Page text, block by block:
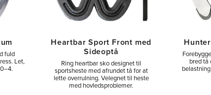
fuld
Let,
Heartbar Sport Front med
Sideoptå
Ring heartbar sko designet til
sportsheste med afrundet tå for at
lette overrulning. Velegnet til heste
med hovledsproblemer.
bred tå